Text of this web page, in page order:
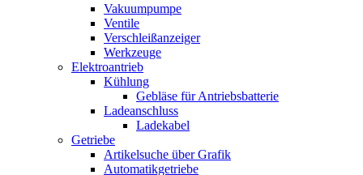
Vakuumpumpe
Ventile
Verschleißanzeiger
Werkzeuge
Elektroantrieb
Kühlung
Gebläse für Antriebsbatterie
Ladeanschluss
Ladekabel
Getriebe
Artikelsuche über Grafik
Automatikgetriebe